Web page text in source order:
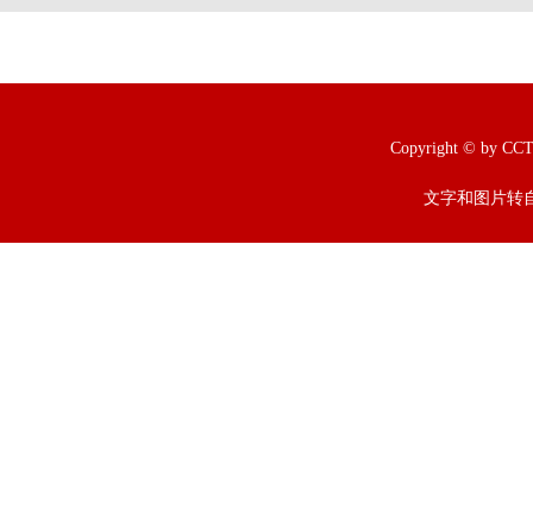
Copyright © by
文字和图片转